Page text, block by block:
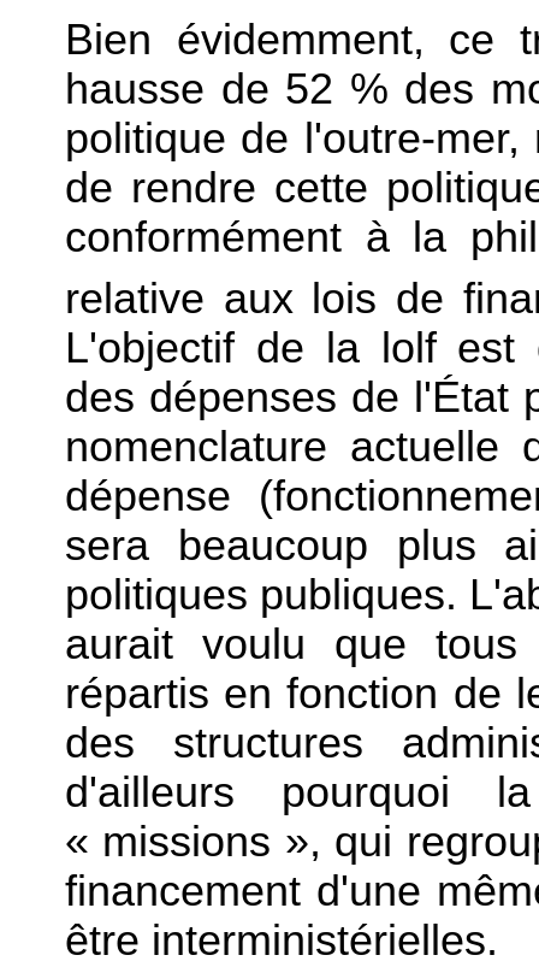
Bien évidemment, ce
hausse de 52 % des
politique de l'outre-
de rendre cette
conformément à la
relative aux lois de
L'objectif de la lolf est
des dépenses de l'État
nomenclature
dépense
sera beaucoup plus
politiques publiques.
aurait voulu que
répartis en fonction de
des structures
d'ailleurs
« missions », qui
financement d'une
être interministérielles.